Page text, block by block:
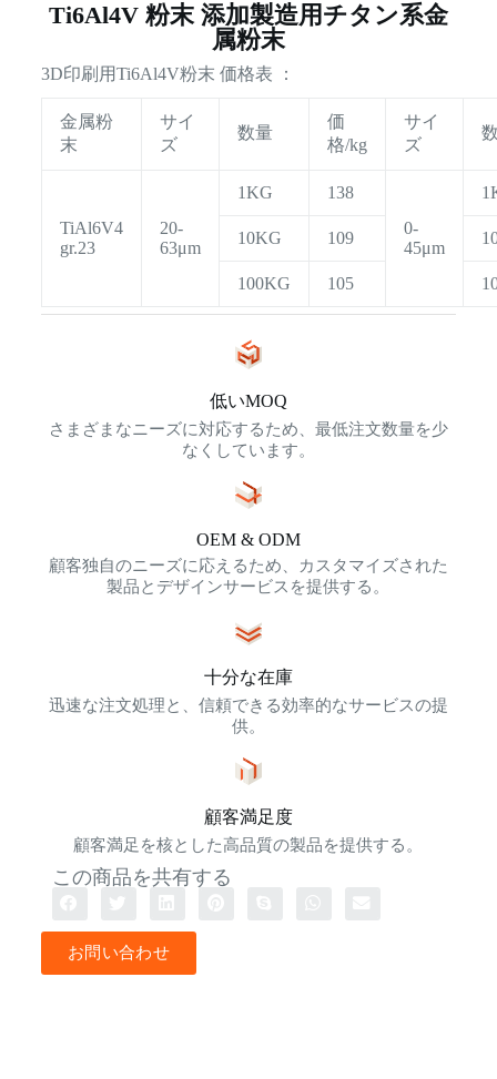
Ti6Al4V 粉末 添加製造用チタン系金
属粉末
3D印刷用Ti6Al4V粉末 価格表 ：
金属粉
末
サイ
ズ
数量
価
格/kg
サイ
ズ
TiAl6V4
gr.23
20-
63μm
1KG
138
0-
45μm
10KG 109
100KG 105
低いMOQ
さまざまなニーズに対応するため、最低注文数量を少
なくしています。
OEM & ODM
顧客独自のニーズに応えるため、カスタマイズされた
製品とデザインサービスを提供する。
十分な在庫
迅速な注文処理と、信頼できる効率的なサービスの提
供。
顧客満足度
顧客満足を核とした高品質の製品を提供する。
この商品を共有する
お問い合わせ